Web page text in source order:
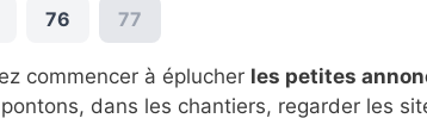
76 77
commencer à éplucher les petites
dans les chantiers, regarder les